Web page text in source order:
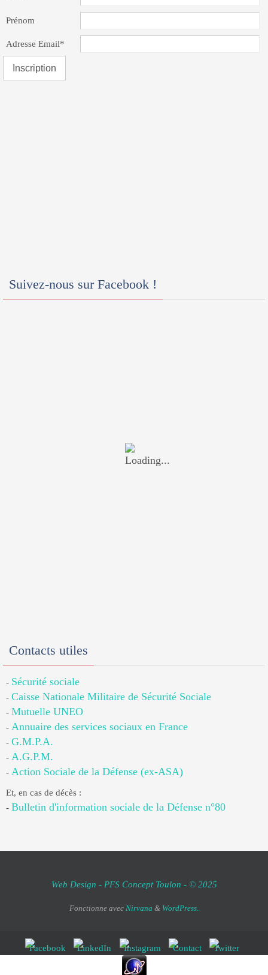
Prénom
Adresse Email*
Suivez-nous sur Facebook !
Contacts utiles
- Sécurité sociale
- Caisse Nationale Militaire de Sécurité Sociale
- Mutuelle UNEO
- Annuaire des services sociaux en France
- G.M.P.A.
- A.G.P.M.
- Action Sociale de la Défense (ex-ASA)
Et, en cas de décès :
- Bulletin d'information sociale de la Défense n°80
Web Design - PFS Concept Toulon - © 2025
Fonctionne avec Nirvana & WordPress.